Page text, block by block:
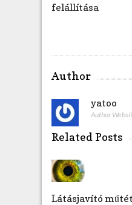
é
h
e
felállítása
Author
yatoo
Author
Related Posts
Látásjavító